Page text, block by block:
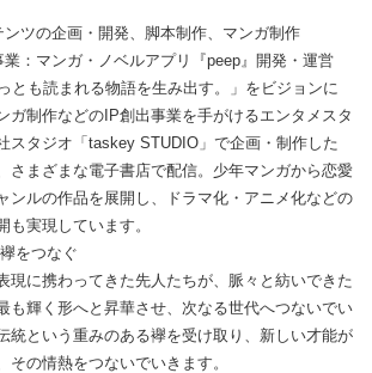
ツの企画・開発、脚本制作、マンガ制作
：マンガ・ノベルアプリ『peep』開発・運営
とも読まれる物語を生み出す。」をビジョンに
ガ制作などのIP創出事業を手がけるエンタメスタ
スタジオ「taskey STUDIO」で企画・制作した
さまざまな電子書店で配信。少年マンガから恋愛
ンルの作品を展開し、ドラマ化・アニメ化などの
も実現しています。
をつなぐ
現に携わってきた先人たちが、脈々と紡いできた
も輝く形へと昇華させ、次なる世代へつないでい
統という重みのある襷を受け取り、新しい才能が
その情熱をつないでいきます。